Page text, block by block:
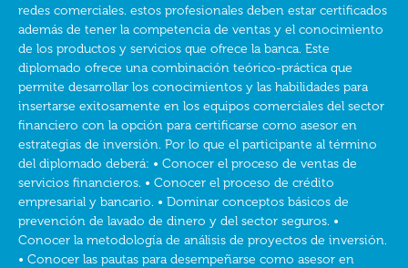
redes comerciales. estos profesionales deben estar certificados
además de tener la competencia de ventas y el conocimiento
de los productos y servicios que ofrece la banca. Este
diplomado ofrece una combinación teórico-práctica que
permite desarrollar los conocimientos y las habilidades para
insertarse exitosamente en los equipos comerciales del sector
financiero con la opción para certificarse como asesor en
estrategias de inversión. Por lo que el participante al término
del diplomado deberá: • Conocer el proceso de ventas de
servicios financieros. • Conocer el proceso de crédito
empresarial y bancario. • Dominar conceptos básicos de
prevención de lavado de dinero y del sector seguros. •
Conocer la metodología de análisis de proyectos de inversión.
• Conocer las pautas para desempeñarse como asesor en